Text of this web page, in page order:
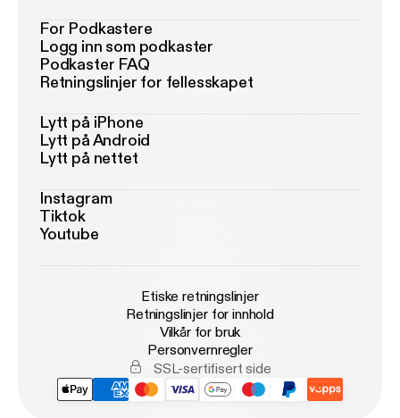
For Podkastere
Logg inn som podkaster
Podkaster FAQ
Retningslinjer for fellesskapet
Lytt på iPhone
Lytt på Android
Lytt på nettet
Instagram
Tiktok
Youtube
Etiske retningslinjer
Retningslinjer for innhold
Vilkår for bruk
Personvernregler
SSL-sertifisert side